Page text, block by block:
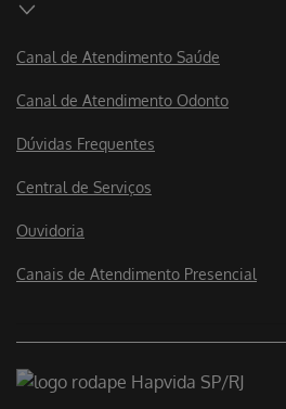
Canal de Atendimento Saúde
Canal de Atendimento Odonto
Dúvidas Frequentes
Central de Serviços
Ouvidoria
Canais de Atendimento Presencial